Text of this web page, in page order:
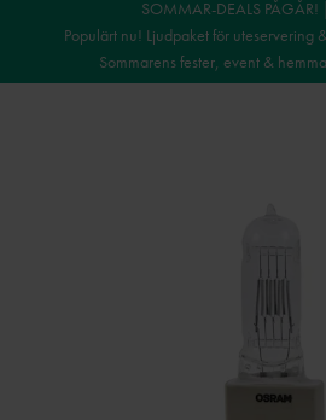
SOMMAR-DEALS PÅGÅR!
Populärt nu! Ljudpaket för uteservering
Sommarens fester, event &